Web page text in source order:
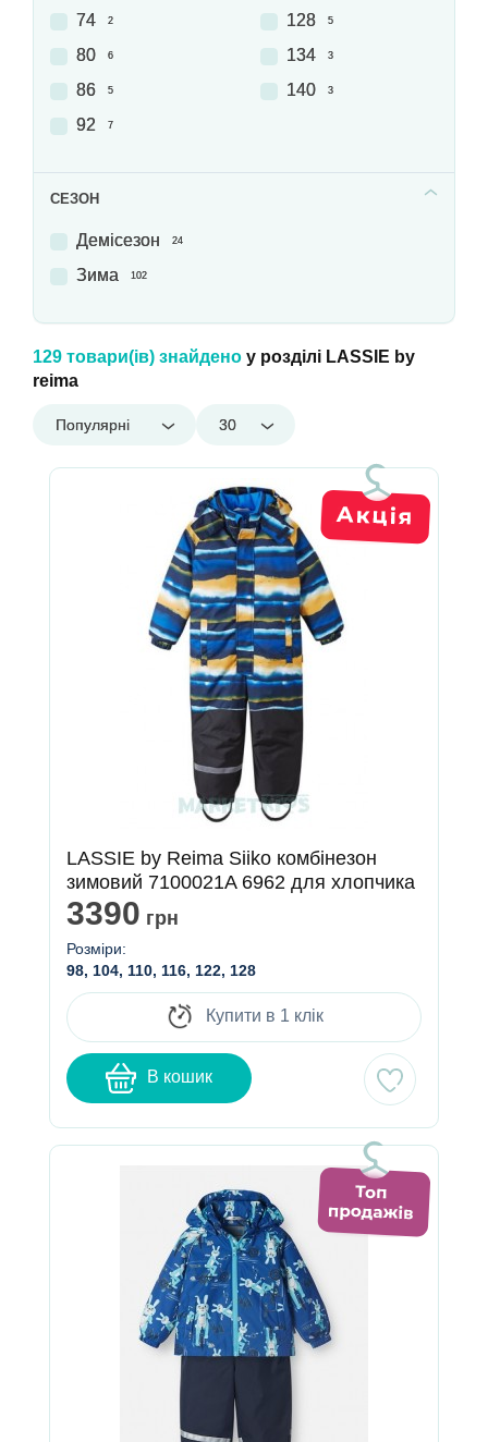
74 2
80 6
86 5
92 7
128 5
134 3
140 3
СЕЗОН
Демісезон 24
Зима 102
129 товари(ів) знайдено у розділі LASSIE by
reima
Популярні 30
LASSIE by Reima Siiko комбінезон
зимовий 7100021A 6962 для хлопчика
3390 грн
Розміри:
98, 104, 110, 116, 122, 128
Купити в 1 клік
В кошик